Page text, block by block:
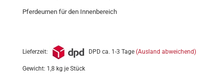
Pferdeurnen für den Innenbereich
Lieferzeit: DPD ca. 1-3 Tage (Ausland abweichend)
Gewicht: 1,8 kg je Stück